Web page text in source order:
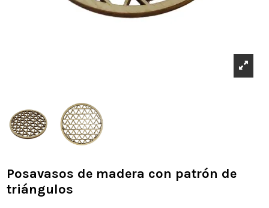
Posavasos de madera con patrón de
triángulos